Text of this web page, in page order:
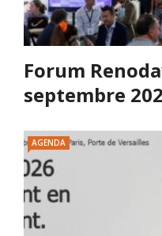
Forum
septembre
AGENDA